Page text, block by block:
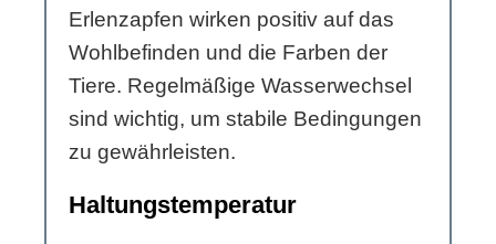
Erlenzapfen wirken positiv auf das
Wohlbefinden und die Farben der
Tiere. Regelmäßige Wasserwechsel
sind wichtig, um stabile Bedingungen
zu gewährleisten.
Haltungstemperatur